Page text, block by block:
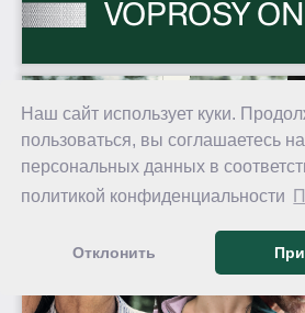
Наш сайт использует куки.
пользоваться, вы соглашаетесь
персональных данных в
политикой конфиденциальности
Отклонить